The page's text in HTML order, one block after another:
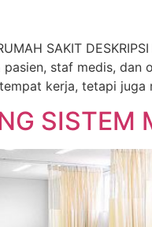
SAKIT
pasien, staf medis, dan
kerja, tetapi juga
SISTEM